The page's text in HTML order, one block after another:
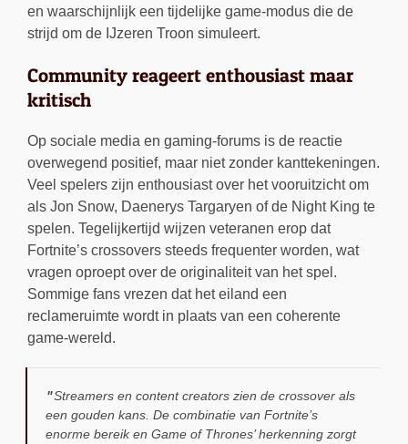
en waarschijnlijk een tijdelijke game-modus die de
strijd om de IJzeren Troon simuleert.
Community reageert enthousiast maar
kritisch
Op sociale media en gaming-forums is de reactie
overwegend positief, maar niet zonder kanttekeningen.
Veel spelers zijn enthousiast over het vooruitzicht om
als Jon Snow, Daenerys Targaryen of de Night King te
spelen. Tegelijkertijd wijzen veteranen erop dat
Fortnite’s crossovers steeds frequenter worden, wat
vragen oproept over de originaliteit van het spel.
Sommige fans vrezen dat het eiland een
reclameruimte wordt in plaats van een coherente
game-wereld.
Streamers en content creators zien de crossover als
een gouden kans. De combinatie van Fortnite’s
enorme bereik en Game of Thrones’ herkenning zorgt